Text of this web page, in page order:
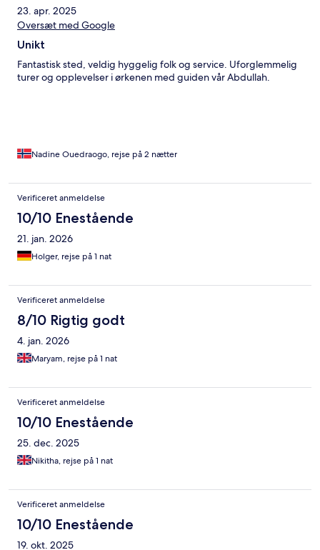
23. apr. 2025
Oversæt med Google
Unikt
Fantastisk sted, veldig hyggelig folk og service. Uforglemmelig
turer og opplevelser i ørkenen med guiden vår Abdullah.
Nadine Ouedraogo, rejse på 2 nætter
Verificeret anmeldelse
10/10 Enestående
21. jan. 2026
Holger, rejse på 1 nat
Verificeret anmeldelse
8/10 Rigtig godt
4. jan. 2026
Maryam, rejse på 1 nat
Verificeret anmeldelse
10/10 Enestående
25. dec. 2025
Nikitha, rejse på 1 nat
Verificeret anmeldelse
10/10 Enestående
19. okt. 2025